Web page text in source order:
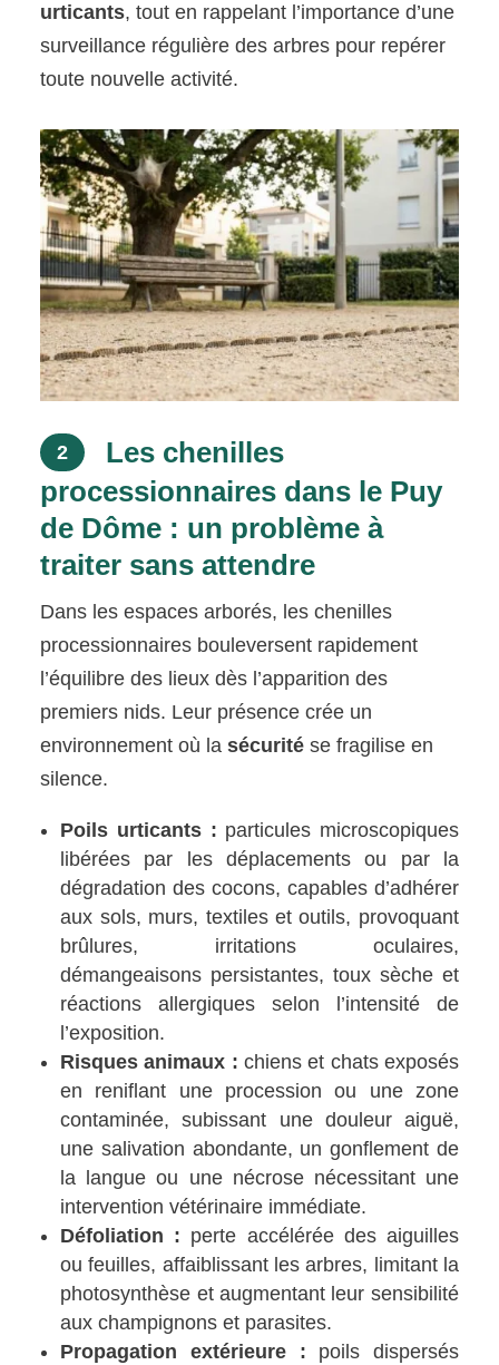
urticants, tout en rappelant l’importance d’une
surveillance régulière des arbres pour repérer
toute nouvelle activité.
2
Les chenilles
processionnaires dans le Puy
de Dôme : un problème à
traiter sans attendre
Dans les espaces arborés, les chenilles
processionnaires bouleversent rapidement
l’équilibre des lieux dès l’apparition des
premiers nids. Leur présence crée un
environnement où lasécurité se fragilise en
silence.
Poils urticants : particules microscopiques
libérées par les déplacements ou par la
dégradation des cocons, capables d’adhérer
aux sols, murs, textiles et outils, provoquant
brûlures, irritations oculaires,
démangeaisons persistantes, toux sèche et
réactions allergiques selon l’intensité de
l’exposition.
Risques animaux : chiens et chats exposés
en reniflant une procession ou une zone
contaminée, subissant une douleur aiguë,
une salivation abondante, un gonflement de
la langue ou une nécrose nécessitant une
intervention vétérinaire immédiate.
Défoliation : perte accélérée des aiguilles
ou feuilles, affaiblissant les arbres, limitant la
photosynthèse et augmentant leur sensibilité
aux champignons et parasites.
Propagation extérieure : poils dispersés